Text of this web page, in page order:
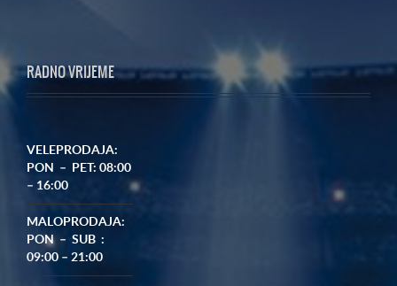
RADNO VRIJEME
VELEPRODAJA:
PON – PET: 08:00
– 16:00
MALOPRODAJA:
PON – SUB :
09:00 – 21:00